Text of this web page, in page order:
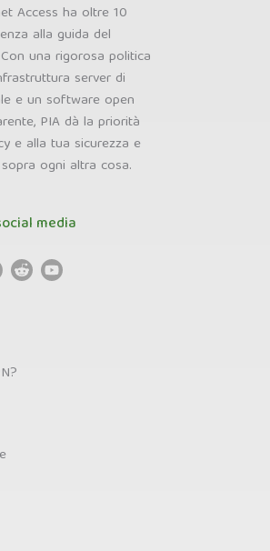
Access ha oltre 10
alla guida del
una rigorosa politica
server di
e un software open
PIA dà la priorità
e alla tua sicurezza e
ogni altra cosa.
media